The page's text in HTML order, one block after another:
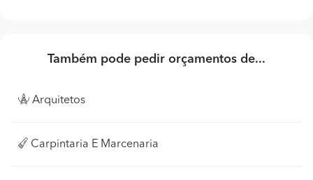
Também pode pedir orçamentos de...
Arquitetos
Carpintaria E Marcenaria